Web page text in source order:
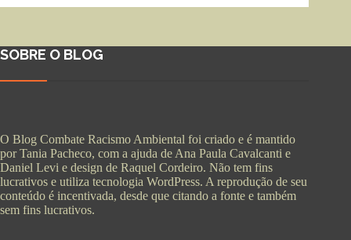
SOBRE O BLOG
O Blog Combate Racismo Ambiental foi criado e é mantido
por Tania Pacheco, com a ajuda de Ana Paula Cavalcanti e
Daniel Levi e design de Raquel Cordeiro. Não tem fins
lucrativos e utiliza tecnologia WordPress. A reprodução de seu
conteúdo é incentivada, desde que citando a fonte e também
sem fins lucrativos.